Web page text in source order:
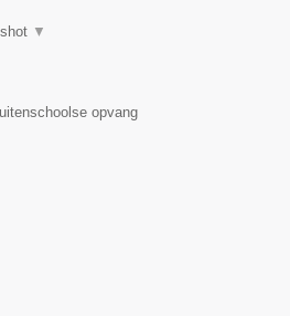
▼
opvang